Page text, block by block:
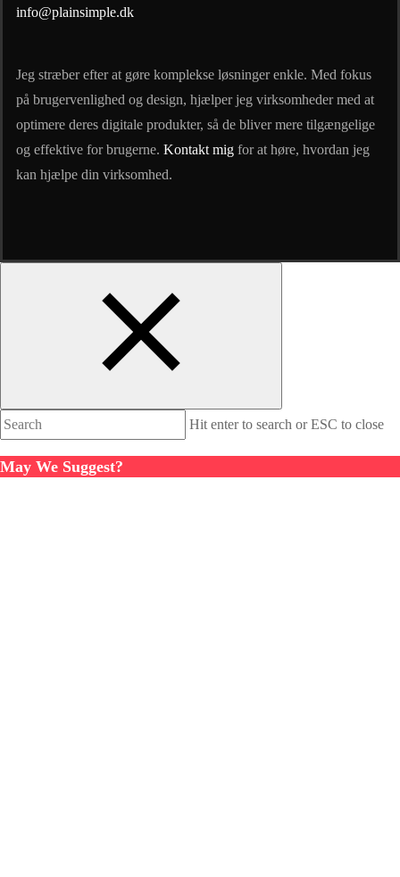
info@plainsimple.dk
Jeg stræber efter at gøre komplekse løsninger enkle. Med fokus
på brugervenlighed og design, hjælper jeg virksomheder med at
optimere deres digitale produkter, så de bliver mere tilgængelige
og effektive for brugerne. Kontakt mig for at høre, hvordan jeg
kan hjælpe din virksomhed.
Hit enter to search or ESC to close
May We Suggest?